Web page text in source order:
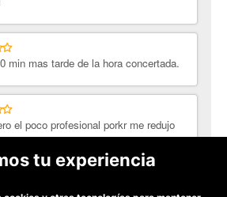
sedante suave con la finalidad de
Alivia los nervios y calma las
la creación de colágeno en la piel y la
natural que ayuda a calmar el
nepal:Alivia los dolores
al agotamiento físico, el dolor de espalda,
esquelético.
min mas tarde de la hora concertada.
el poco profesional porkr me redujo
45 muinutos cada uno a uno de 60 ya
y no me podia dar mas. Me he
tu experiencia